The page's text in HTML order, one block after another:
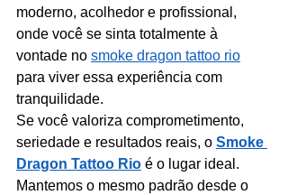
moderno, acolhedor e profissional,
onde você se sinta totalmente à
vontade no smoke dragon tattoo rio
para viver essa experiência com
tranquilidade.
Se você valoriza comprometimento,
seriedade e resultados reais, o Smoke
Dragon Tattoo Rio é o lugar ideal.
Mantemos o mesmo padrão desde o